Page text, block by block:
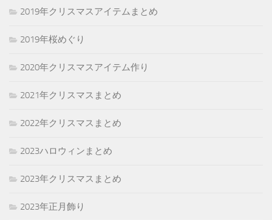
2019年クリスマスアイテムまとめ
2019年桜めぐり
2020年クリスマスアイテム作り
2021年クリスマスまとめ
2022年クリスマスまとめ
2023ハロウィンまとめ
2023年クリスマスまとめ
2023年正月飾り